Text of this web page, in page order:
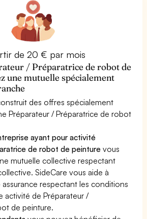
de 20 € par mois
/ Préparatrice de robot de
une mutuelle spécialement
des offres spécialement
Préparateur / Préparatrice de robot
ayant pour activité
de robot de peinture vous
mutuelle collective respectant
SideCare vous aide à
respectant les conditions
activité de Préparateur /
de peinture.